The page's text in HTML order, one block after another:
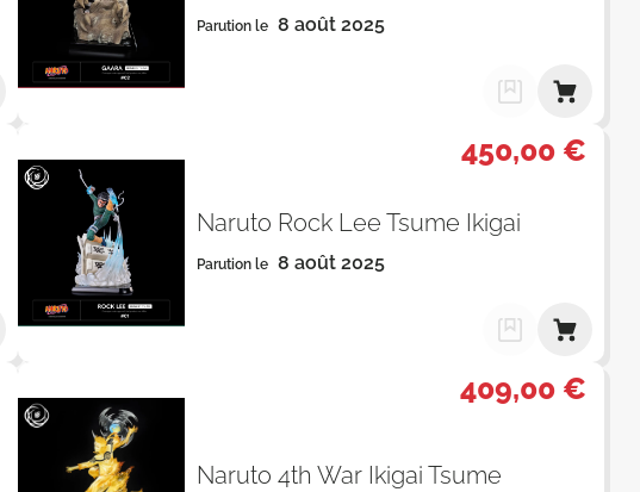
Parution le 8 août 2025
450,00 €
Naruto Rock Lee Tsume Ikigai
Parution le 8 août 2025
409,00 €
Naruto 4th War Ikigai Tsume